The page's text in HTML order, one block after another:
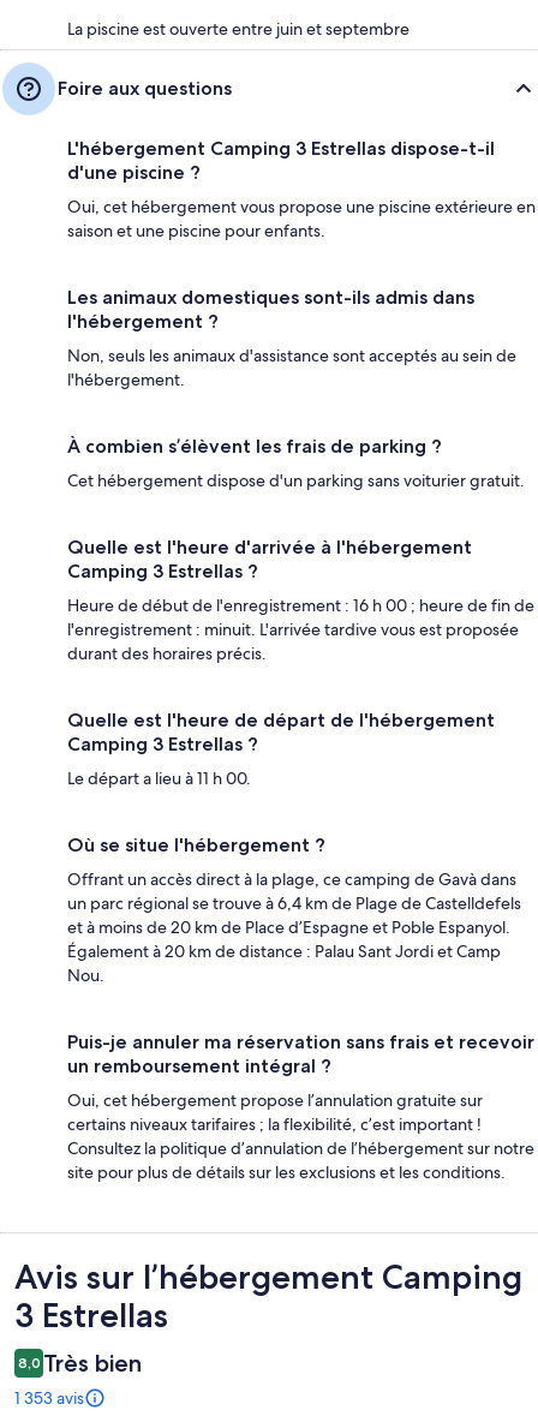
La piscine est ouverte entre juin et septembre
Foire aux questions
L'hébergement Camping 3 Estrellas dispose-t-il
d'une piscine ?
Oui, cet hébergement vous propose une piscine extérieure en
saison et une piscine pour enfants.
Les animaux domestiques sont-ils admis dans
l'hébergement ?
Non, seuls les animaux d'assistance sont acceptés au sein de
l'hébergement.
À combien s’élèvent les frais de parking ?
Cet hébergement dispose d'un parking sans voiturier gratuit.
Quelle est l'heure d'arrivée à l'hébergement
Camping 3 Estrellas ?
Heure de début de l'enregistrement : 16 h 00 ; heure de fin de
l'enregistrement : minuit. L'arrivée tardive vous est proposée
durant des horaires précis.
Quelle est l'heure de départ de l'hébergement
Camping 3 Estrellas ?
Le départ a lieu à 11 h 00.
Où se situe l'hébergement ?
Offrant un accès direct à la plage, ce camping de Gavà dans
un parc régional se trouve à 6,4 km de Plage de Castelldefels
et à moins de 20 km de Place d’Espagne et Poble Espanyol.
Également à 20 km de distance : Palau Sant Jordi et Camp
Nou.
Puis-je annuler ma réservation sans frais et recevoir
un remboursement intégral ?
Oui, cet hébergement propose l’annulation gratuite sur
certains niveaux tarifaires ; la flexibilité, c’est important !
Consultez la politique d’annulation de l’hébergement sur notre
site pour plus de détails sur les exclusions et les conditions.
Avis
Avis sur l’hébergement Camping
3 Estrellas
8,0 Très bien
1 353 avis